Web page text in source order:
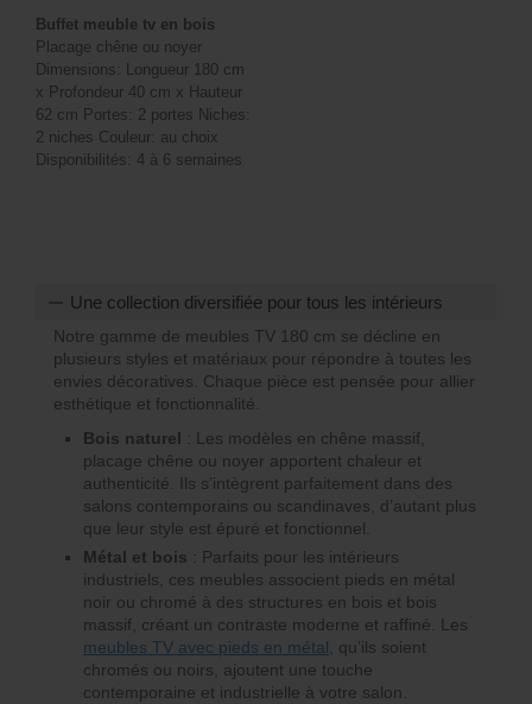
Buffet meuble tv en bois
Placage chêne ou noyer
Dimensions: Longueur 180 cm
x Profondeur 40 cm x Hauteur
62 cm Portes: 2 portes Niches:
2 niches Couleur: au choix
Disponibilités: 4 à 6 semaines
Une collection diversifiée pour tous les intérieurs
Notre gamme de meubles TV 180 cm se décline en
plusieurs styles et matériaux pour répondre à toutes les
envies décoratives. Chaque pièce est pensée pour allier
esthétique et fonctionnalité.
Bois naturel : Les modèles en chêne massif,
placage chêne ou noyer apportent chaleur et
authenticité. Ils s’intègrent parfaitement dans des
salons contemporains ou scandinaves, d’autant plus
que leur style est épuré et fonctionnel.
Métal et bois : Parfaits pour les intérieurs
industriels, ces meubles associent pieds en métal
noir ou chromé à des structures en bois et bois
massif, créant un contraste moderne et raffiné. Les
meubles TV avec pieds en métal , qu’ils soient
chromés ou noirs, ajoutent une touche
contemporaine et industrielle à votre salon.